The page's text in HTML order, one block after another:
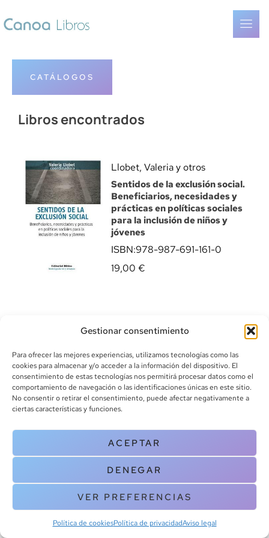
Gestionar consentimiento
Para ofrecer las mejores experiencias, utilizamos tecnologías como las
cookies para almacenar y/o acceder a la información del dispositivo. El
consentimiento de estas tecnologías nos permitirá procesar datos como el
comportamiento de navegación o las identificaciones únicas en este sitio.
No consentir o retirar el consentimiento, puede afectar negativamente a
ciertas características y funciones.
ACEPTAR
DENEGAR
VER PREFERENCIAS
Política de cookiesPolítica de privacidadAviso legal
CATÁLOGOS
Libros encontrados
Llobet, Valeria y otros
Sentidos de la exclusión social.
Beneficiarios, necesidades y
prácticas en políticas sociales
para la inclusión de niños y
jóvenes
ISBN:978-987-691-161-0
19,00 €
info@canoalibros.com
pedidos@canoalibros.com
+34 934 242 391
CONTACTO
Copyright © 2025 Canoa Libros. All Rights Reserved |
cookies
| Aviso legal